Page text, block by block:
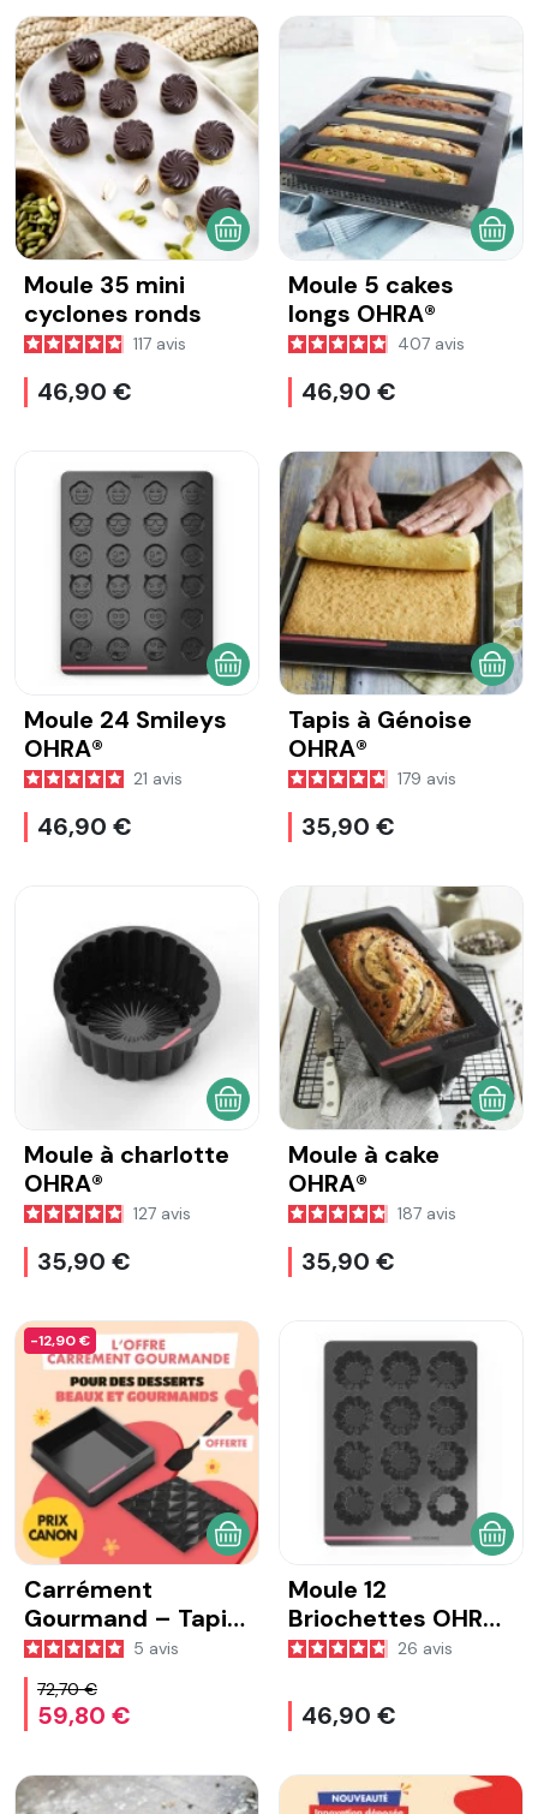
Moule 35 mini
cyclones ronds
117 avis
46,90 €
AJOUTER AU PANIER
Moule 5 cakes
longs OHRA®
407 avis
46,90 €
Moule 24 Smileys
OHRA®
21 avis
46,90 €
AJOUTER AU PANIER
Tapis à Génoise
OHRA®
179 avis
35,90 €
Moule à charlotte
OHRA®
127 avis
35,90 €
AJOUTER AU PANIER
Moule à cake
OHRA®
187 avis
35,90 €
-12,90 €
Carrément
Gourmand – Tapis
décor carré
matelassé
5 avis
72,70 €
59,80 €
AJOUTER AU PANIER
Moule 12
Briochettes OHRA
- Guy Demarle
26 avis
46,90 €